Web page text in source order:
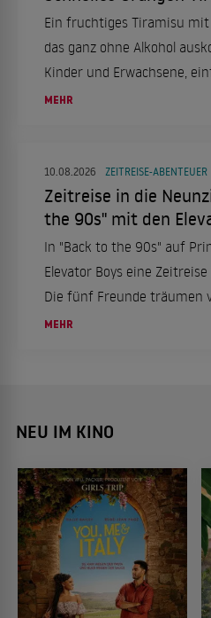
Ein fruchtiges Tiramisu mit
das ganz ohne Alkohol
Kinder und Erwachsene,
himmlisch lecker.
MEHR
10.08.2026 ZEITREISE-ABENTEUER
Zeitreise in die
the 90s" mit den
In "Back to the 90s" auf
Elevator Boys eine
Die fünf Freunde träumen
und müssen sich plötzlich
MEHR
NEU IM KINO